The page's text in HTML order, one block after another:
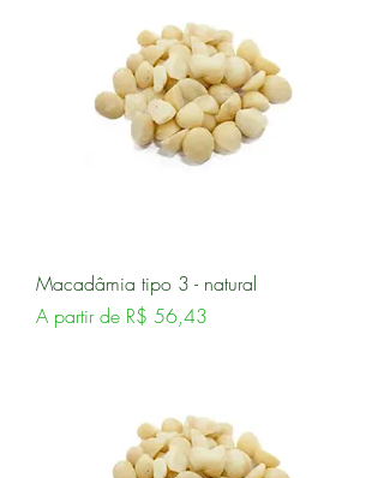
Macadâmia tipo 3 - natural
A partir de R$ 56,43
Preço promocional